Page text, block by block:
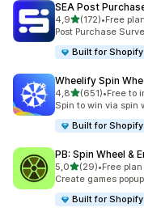
SEA Post
4,9de 5 estrelas
(172)
172 total de
•Free
Post Purchase
Built for Shopify
Wheelify Spin
4,8de 5 estrelas
(651)
651 total de
•Free to
Spin to win via spin
Built for Shopify
PB: Spin Wheel &
5,0de 5 estrelas
(29)
29 total de
•Free
Create games
Built for Shopify